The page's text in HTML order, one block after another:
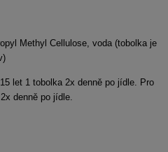
Methyl Cellulose, voda (tobolka je
let 1 tobolka 2x denně po jídle. Pro
denně po jídle.